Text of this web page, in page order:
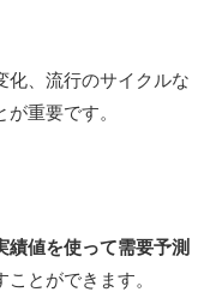
化、流行のサイクルな
重要です。
績値を使って需要予測
とができます。